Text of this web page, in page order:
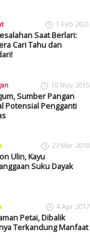
1 Feb 2021
Saat Berlari:
Cari Tahu dan
10 Nov 2015
Sumber Pangan
Potensial Pengganti
23 Mar 2018
Ulin, Kayu
Suku Dayak
4 Apr 2017
Petai, Dibalik
Terkandung Manfaat